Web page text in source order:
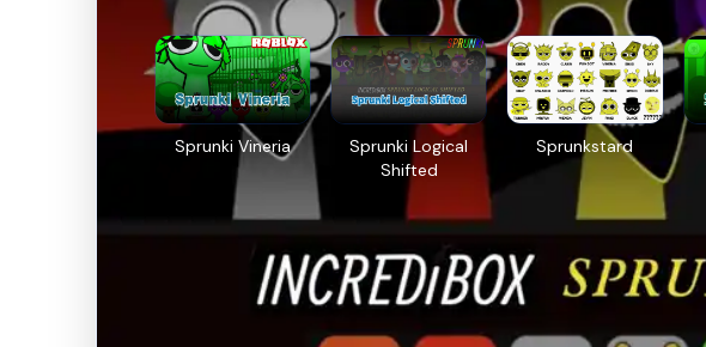
Sprunki Vineria
Sprunki Logical
Shifted
Sprunkstard